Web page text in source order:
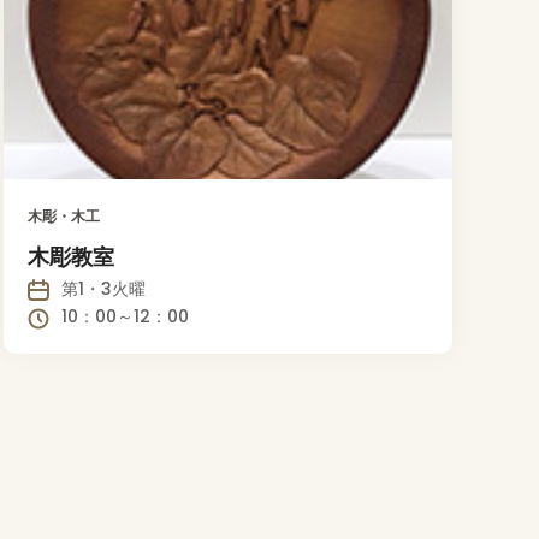
木彫・木工
木彫教室
第1・3火曜
10：00～12：00